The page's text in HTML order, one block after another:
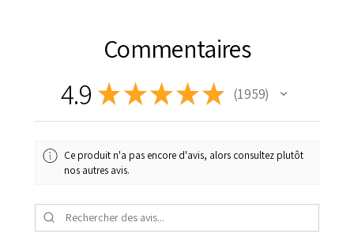
Commentaires
4.9 ★★★★★ 1 959
1959
Ce produit n'a pas encore d'avis, alors consultez plutôt
nos autres avis.